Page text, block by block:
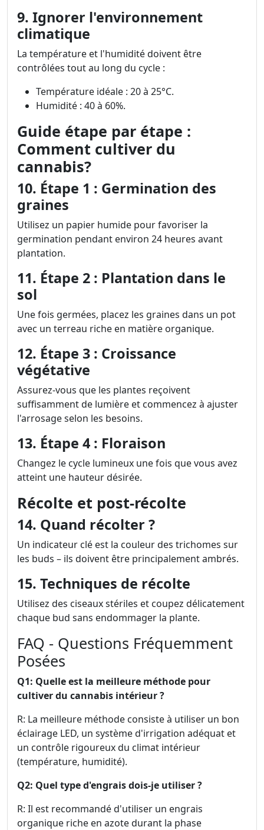
9. Ignorer l'environnement
climatique
La température et l'humidité doivent être
contrôlées tout au long du cycle :
Température idéale : 20 à 25°C.
Humidité : 40 à 60%.
Guide étape par étape :
Comment cultiver du
cannabis?
10. Étape 1 : Germination des
graines
Utilisez un papier humide pour favoriser la
germination pendant environ 24 heures avant
plantation.
11. Étape 2 : Plantation dans le
sol
Une fois germées, placez les graines dans un pot
avec un terreau riche en matière organique.
12. Étape 3 : Croissance
végétative
Assurez-vous que les plantes reçoivent
suffisamment de lumière et commencez à ajuster
l'arrosage selon les besoins.
13. Étape 4 : Floraison
Changez le cycle lumineux une fois que vous avez
atteint une hauteur désirée.
Récolte et post-récolte
14. Quand récolter ?
Un indicateur clé est la couleur des trichomes sur
les buds – ils doivent être principalement ambrés.
15. Techniques de récolte
Utilisez des ciseaux stériles et coupez délicatement
chaque bud sans endommager la plante.
FAQ - Questions Fréquemment
Posées
Q1: Quelle est la meilleure méthode pour
cultiver du cannabis intérieur ?
R: La meilleure méthode consiste à utiliser un bon
éclairage LED, un système d'irrigation adéquat et
un contrôle rigoureux du climat intérieur
(température, humidité).
Q2: Quel type d'engrais dois-je utiliser ?
R: Il est recommandé d'utiliser un engrais
organique riche en azote durant la phase